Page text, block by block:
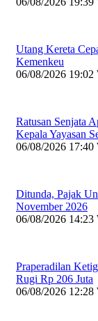
Utang Kereta
Kemenkeu
06/08/2026 19:02
Ratusan Senjata
Kepala Yayasan
06/08/2026 17:40
Ditunda, Pajak
November 2026
06/08/2026 14:23
Praperadilan
Rugi Rp 206 Juta
06/08/2026 12:28